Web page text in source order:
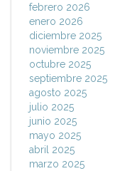
febrero 2026
enero 2026
diciembre 2025
noviembre 2025
octubre 2025
septiembre 2025
agosto 2025
julio 2025
junio 2025
mayo 2025
abril 2025
marzo 2025